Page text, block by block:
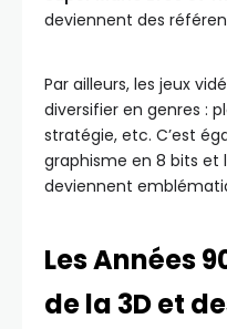
deviennent des
Par ailleurs, les jeux
diversifier en genres :
stratégie, etc. C’est
graphisme en 8 bits et
deviennent
Les Années
de la 3D et